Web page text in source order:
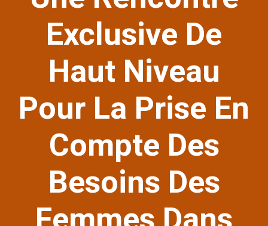
Exclusive De
Haut Niveau
Pour La Prise En
Compte Des
Besoins Des